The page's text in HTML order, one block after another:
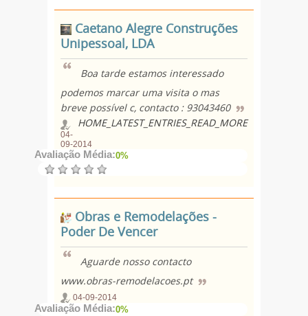
Caetano Alegre Construções
Unipessoal, LDA
Boa tarde estamos interessado
podemos marcar uma visita o mas
breve possível c, contacto : 93043460
HOME_LATEST_ENTRIES_READ_MORE
04-
09-2014
Avaliação Média:0%
Obras e Remodelações -
Poder De Vencer
Aguarde nosso contacto
www.obras-remodelacoes.pt
04-09-2014
Avaliação Média:0%